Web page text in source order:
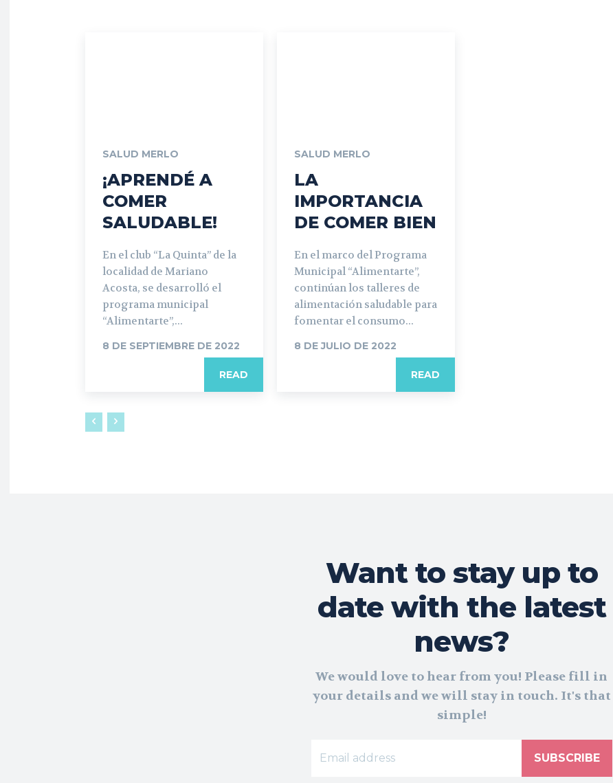
SALUD MERLO
¡APRENDÉ A
COMER
SALUDABLE!
En el club “La Quinta” de la
localidad de Mariano
Acosta, se desarrolló el
programa municipal
“Alimentarte”,...
8 DE SEPTIEMBRE DE 2022
READ
SALUD MERLO
LA
IMPORTANCIA
DE COMER BIEN
En el marco del Programa
Municipal “Alimentarte”,
continúan los talleres de
alimentación saludable para
fomentar el consumo...
8 DE JULIO DE 2022
READ
Want to stay up to
date with the latest
news?
We would love to hear from you! Please fill in
your details and we will stay in touch. It's that
simple!
SUBSCRIBE